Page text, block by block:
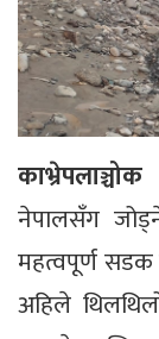
नेपालसँग
महत्वपूर्ण सडक
अहिले